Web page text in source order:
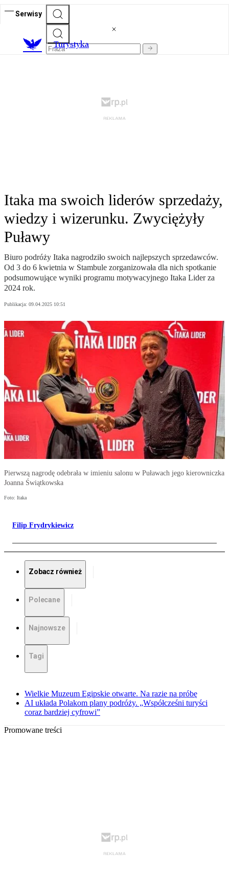
Serwisy
Turystyka
Itaka ma swoich liderów sprzedaży,
wiedzy i wizerunku. Zwyciężyły
Puławy
Biuro podróży Itaka nagrodziło swoich najlepszych sprzedawców.
Od 3 do 6 kwietnia w Stambule zorganizowała dla nich spotkanie
podsumowujące wyniki programu motywacyjnego Itaka Lider za
2024 rok.
Publikacja: 09.04.2025 10:51
Pierwszą nagrodę odebrała w imieniu salonu w Puławach jego kierowniczka
Joanna Świątkowska
Foto: Itaka
Filip Frydrykiewicz
Zobacz również
Polecane
Najnowsze
Tagi
Wielkie Muzeum Egipskie otwarte. Na razie na próbę
AI układa Polakom plany podróży. „Współcześni turyści
coraz bardziej cyfrowi”
Promowane treści